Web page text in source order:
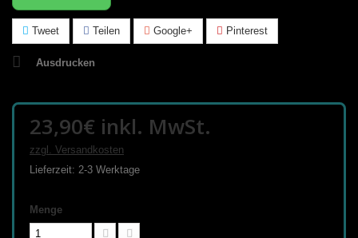
Tweet Teilen Google+ Pinterest
Ausdrucken
23,90€ inkl. MwSt.
zzgl. Versandkosten
Lieferzeit: 2-3 Werktage
Menge